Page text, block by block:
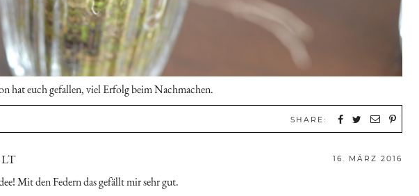
hat euch gefallen, viel Erfolg beim Nachmachen.
SHARE:
16. MÄRZ 2016
Mit den Federn das gefällt mir sehr gut.